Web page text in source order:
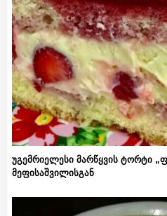
უგემრიელესი მარწყვის ტორტი
მეფისაშვილისგან